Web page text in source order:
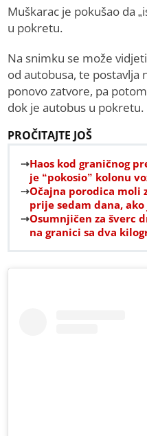
Muškarac je pokušao da
u pokretu.
Na snimku se može
od autobusa, te postavlja
ponovo zatvore, pa
dok je autobus u pokretu.
PROČITAJTE JOŠ
Haos kod graničnog
je “pokosio” kolonu
Očajna porodica moli
prije sedam dana,
Osumnjičen za šverc
na granici sa dva